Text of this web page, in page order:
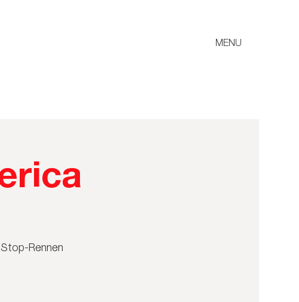
MENU
Rennen